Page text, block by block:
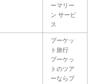
ーマリー
ン サービ
ス
プーケッ
ト旅行
プーケッ
トのツア
ーならプ